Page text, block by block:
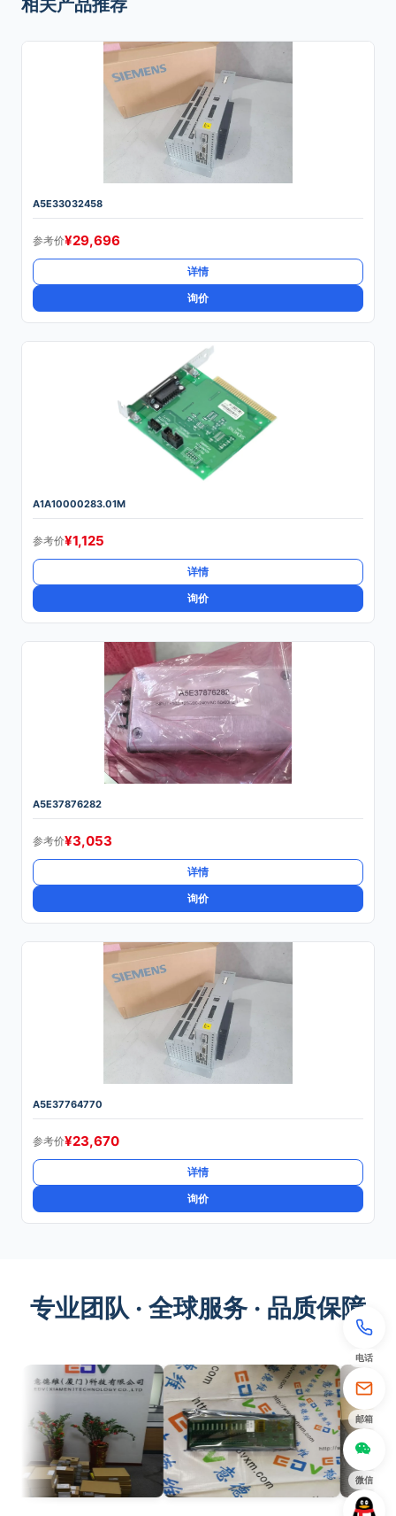
相关产品推荐
A5E33032458
参考价¥29,696
详情
询价
A1A10000283.01M
参考价¥1,125
详情
询价
A5E37876282
参考价¥3,053
详情
询价
A5E37764770
参考价¥23,670
详情
询价
专业团队 · 全球服务 · 品质保障
电话
邮箱
微信